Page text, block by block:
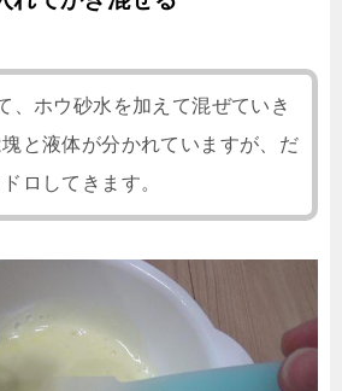
、ホウ砂水を加えて混ぜていき
と液体が分かれていますが、だ
ロしてきます。